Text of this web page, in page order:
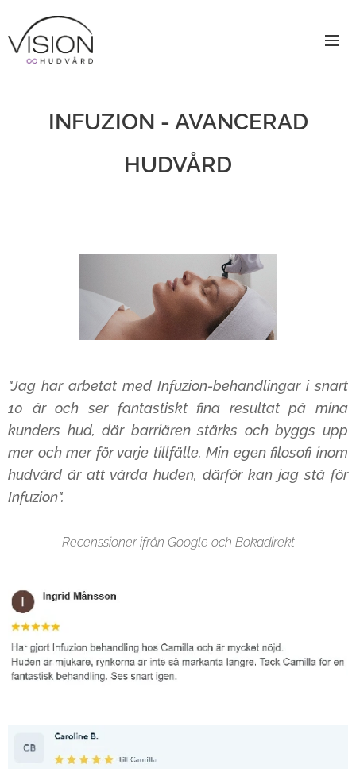
INFUZION - AVANCERAD
HUDVÅRD
"Jag har arbetat med Infuzion-behandlingar i snart
10 år och ser fantastiskt fina resultat på mina
kunders hud, där barriären stärks och byggs upp
mer och mer för varje tillfälle. Min egen filosofi inom
hudvård är att vårda huden, därför kan jag stå för
Infuzion".
Recenssioner ifrån Google och Bokadirekt